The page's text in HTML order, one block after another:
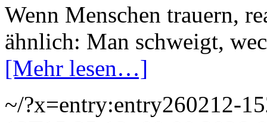
Wenn Menschen trauern,
ähnlich: Man schweigt,
[Mehr lesen…]
~/?x=entry:entry260212-